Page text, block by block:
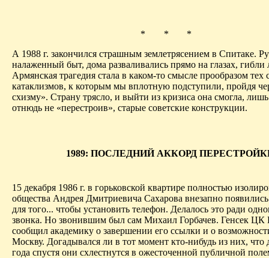
* * *
А 1988 г. закончился страшным землетрясением в Спитаке.
налаженный быт, дома разваливались прямо на глазах, гибли
Армянская трагедия стала в каком-то смысле прообразом тех
катаклизмов, к которым мы вплотную подступили, пройдя
схизму». Страну трясло, и выйти из кризиса она смогла,
отнюдь не «перестроив», старые советские конструкции.
1989: ПОСЛЕДНИЙ АККОРД
15 декабря 1986 г. в горьковской квартире полностью
общества Андрея Дмитриевича Сахарова внезапно
для того... чтобы установить телефон. Делалось это ради
звонка. Но звонившим был сам Михаил Горбачев. Генсек
сообщил академику о завершении его ссылки и о
Москву. Догадывался ли в тот момент кто-нибудь из них,
года спустя они схлестнутся в ожесточенной публичной